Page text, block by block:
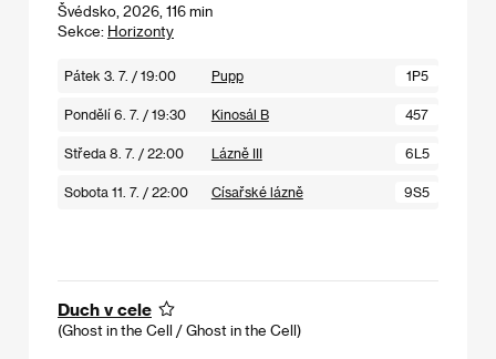
Švédsko, 2026, 116 min
Sekce: Horizonty
Pátek 3. 7. / 19:00 Pupp 1P5
Pondělí 6. 7. / 19:30 Kinosál B 457
Středa 8. 7. / 22:00 Lázně III 6L5
Sobota 11. 7. / 22:00 Císařské lázně 9S5
Duch v cele
(Ghost in the Cell / Ghost in the Cell)